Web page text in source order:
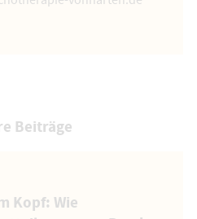
Beiträge
Kopf: Wie